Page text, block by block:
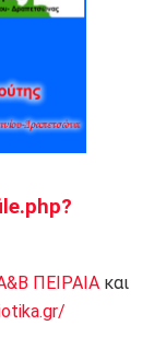
ΠΕΙΡΑΙΑ και